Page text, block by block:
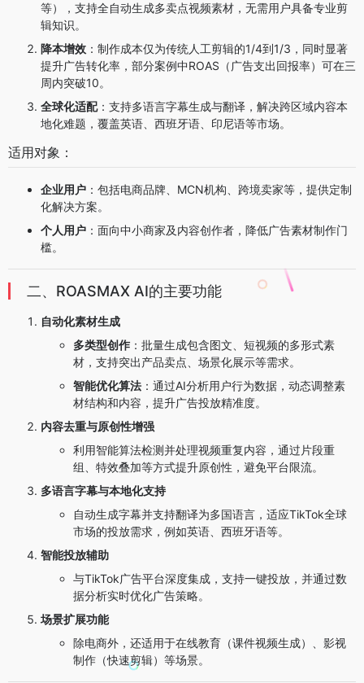
等），支持全自动生成多卖点视频素材，无需用户具备专业剪
辑知识。
降本增效 ：制作成本仅为传统人工剪辑的1/4到1/3，同时显著
提升广告转化率，部分案例中ROAS（广告支出回报率）可在三
周内突破10。
全球化适配：支持多语言字幕生成与翻译，解决跨区域内容本
地化难题，覆盖英语、西班牙语、印尼语等市场。
适用对象：
企业用户 ：包括电商品牌、MCN机构、跨境卖家等，提供定制
化解决方案。
个人用户 ：面向中小商家及内容创作者，降低广告素材制作门
槛。
二、ROASMAX AI的主要功能
自动化素材生成
多类型创作 ：批量生成包含图文、短视频的多形式素
材，支持突出产品卖点、场景化展示等需求。
智能优化算法 ：通过AI分析用户行为数据，动态调整素
材结构和内容，提升广告投放精准度。
内容去重与原创性增强
利用智能算法检测并处理视频重复内容，通过片段重
组、特效叠加等方式提升原创性，避免平台限流。
多语言字幕与本地化支持
自动生成字幕并支持翻译为多国语言，适应TikTok全球
市场的投放需求，例如英语、西班牙语等。
智能投放辅助
与TikTok广告平台深度集成，支持一键投放，并通过数
据分析实时优化广告策略。
场景扩展功能
除电商外，还适用于在线教育（课件视频生成）、影视
制作（快速剪辑）等场景。